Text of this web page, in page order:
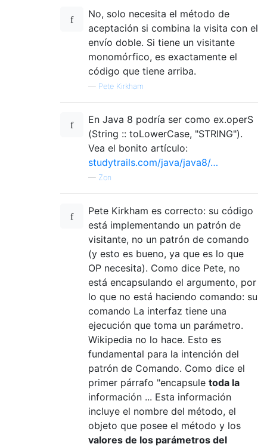
No, solo necesita el método de
aceptación si combina la visita con el
envío doble. Si tiene un visitante
monomórfico, es exactamente el
código que tiene arriba.
— Pete Kirkham
En Java 8 podría ser como ex.operS
(String :: toLowerCase, "STRING").
Vea el bonito artículo:
studytrails.com/java/java8/…
— Zon
Pete Kirkham es correcto: su código
está implementando un patrón de
visitante, no un patrón de comando
(y esto es bueno, ya que es lo que
OP necesita). Como dice Pete, no
está encapsulando el argumento, por
lo que no está haciendo comando: su
comando La interfaz tiene una
ejecución que toma un parámetro.
Wikipedia no lo hace. Esto es
fundamental para la intención del
patrón de Comando. Como dice el
primer párrafo "encapsule toda la
información ... Esta información
incluye el nombre del método, el
objeto que posee el método y los
valores de los parámetros del